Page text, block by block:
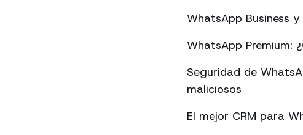
WhatsApp Business
WhatsApp Premium:
Seguridad de
maliciosos
El mejor CRM para